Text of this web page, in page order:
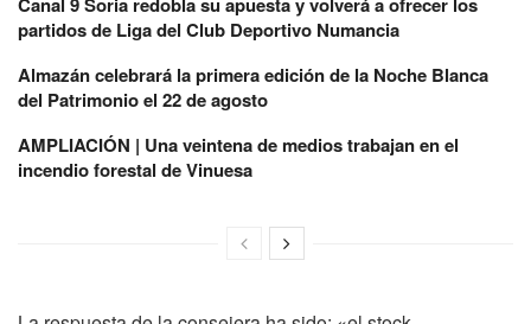
partidos de Liga del Club Deportivo Numancia
Almazán celebrará la primera edición de la Noche Blanca
del Patrimonio el 22 de agosto
AMPLIACIÓN | Una veintena de medios trabajan en el
incendio forestal de Vinuesa